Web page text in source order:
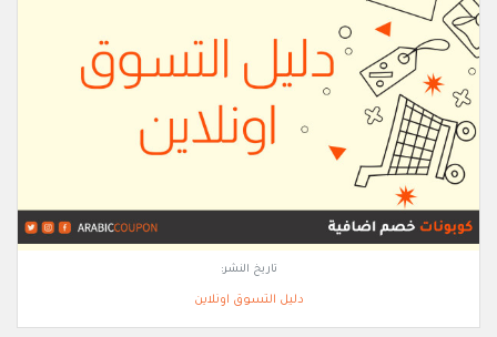
تاريخ النشر:
دليل التسوق اونلاين